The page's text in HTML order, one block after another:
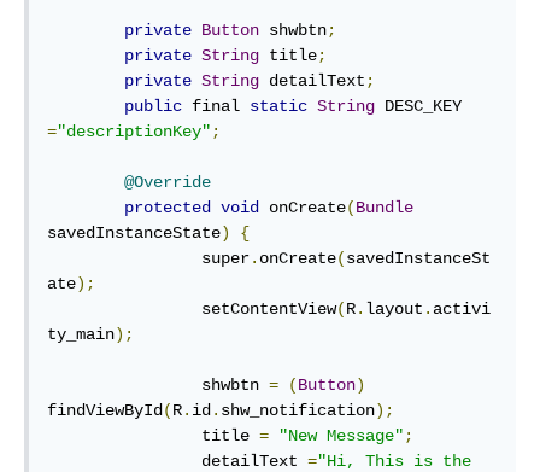
private Button shwbtn;
private String title;
private String detailText ;
public final static String
="descriptionKey" ;
@Override
protected
void onCreate(Bundle
savedInstanceState)
{
		super
. onCreate(savedInstanceSt
ate);
		setContentView
(R. layout . activi
ty_main);
		shwbtn
= (Button)
findViewById (R. id . shw_notification);
		title
= "New Message" ;
		detailText
="Hi, This is the